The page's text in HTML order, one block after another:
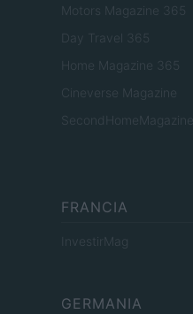
Motors Magazine 365
Day Travel 365
Home Magazine 365
Cineverse Magazine
SecondHomeMagazine
FRANCIA
InvestirMag
GERMANIA